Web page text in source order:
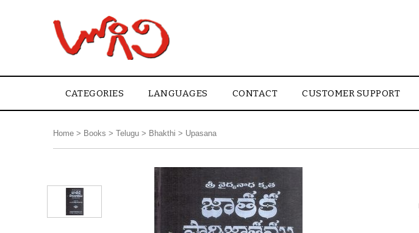
CATEGORIES LANGUAGES CONTACT CUSTOMER SUPPORT
Home > Books > Telugu > Bhakthi > Upasana